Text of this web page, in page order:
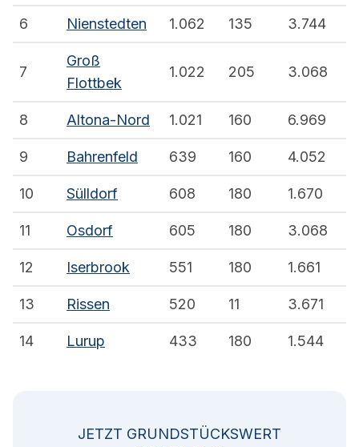
6 Nienstedten 1.062 135 3.744
7
Groß
Flottbek
1.022 205 3.068
8 Altona-Nord 1.021 160 6.969
9 Bahrenfeld 639 160 4.052
10 Sülldorf 608 180 1.670
11 Osdorf 605 180 3.068
12 Iserbrook 551 180 1.661
13 Rissen 520 11 3.671
14 Lurup 433 180 1.544
JETZT GRUNDSTÜCKSWERT